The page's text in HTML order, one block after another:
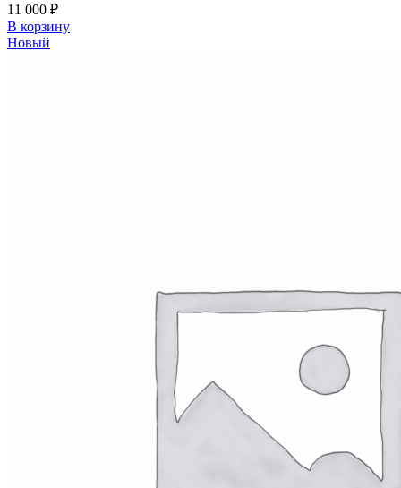
11 000 ₽
В корзину
Новый